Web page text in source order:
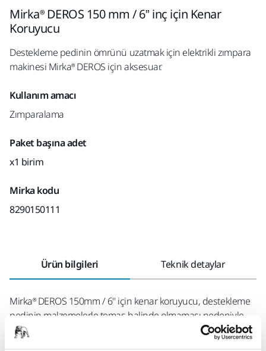
Mirka® DEROS 150 mm / 6” inç için Kenar
Koruyucu
Destekleme pedinin ömrünü uzatmak için elektrikli zımpara
makinesi Mirka® DEROS için aksesuar.
Kullanım amacı
Zımparalama
Paket başına adet
x1 birim
Mirka kodu
8290150111
Ürün bilgileri Teknik detaylar
Mirka® DEROS 150mm / 6'' için kenar koruyucu, destekleme
pedinin malzemelerle temas halinde olmaması nedeniyle,
pedin ömrünü uzatmak için makineye takılabilen basit bir
aksesuardır. Köşelerde ve kenarlarda zımparalama yaparken